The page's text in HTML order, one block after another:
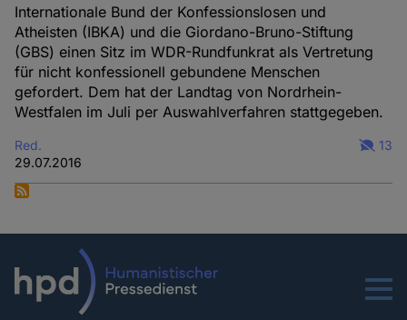
Internationale Bund der Konfessionslosen und
Atheisten (IBKA) und die Giordano-Bruno-Stiftung
(GBS) einen Sitz im WDR-Rundfunkrat als Vertretung
für nicht konfessionell gebundene Menschen
gefordert. Dem hat der Landtag von Nordrhein-
Westfalen im Juli per Auswahlverfahren stattgegeben.
Red.
29.07.2016
13
Menu